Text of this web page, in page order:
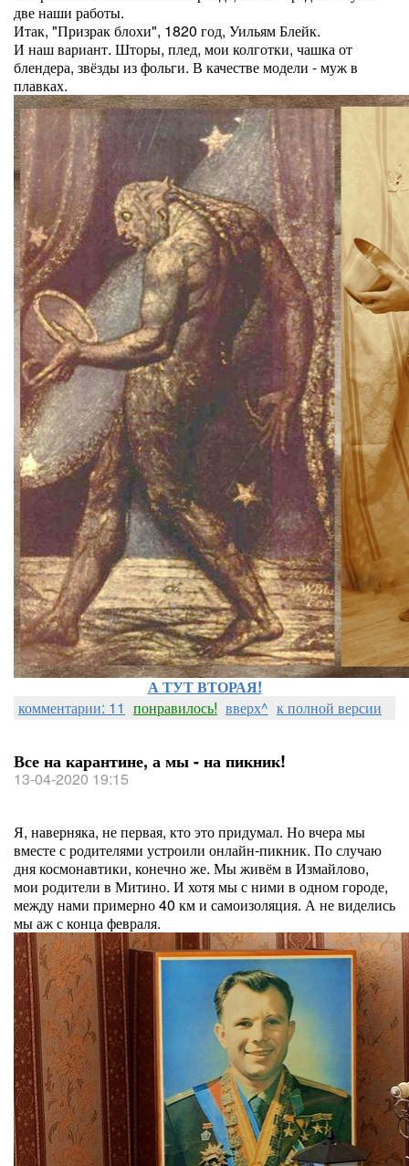
две наши работы.
Итак, "Призрак блохи", 1820 год, Уильям Блейк.
И наш вариант. Шторы, плед, мои колготки, чашка от
блендера, звёзды из фольги. В качестве модели - муж в
плавках.
А ТУТ ВТОРАЯ!
комментарии: 11 понравилось! вверх^ к полной версии
Все на карантине, а мы - на пикник!
13-04-2020 19:15
Я, наверняка, не первая, кто это придумал. Но вчера мы
вместе с родителями устроили онлайн-пикник. По случаю
дня космонавтики, конечно же. Мы живём в Измайлово,
мои родители в Митино. И хотя мы с ними в одном городе,
между нами примерно 40 км и самоизоляция. А не виделись
мы аж с конца февраля.